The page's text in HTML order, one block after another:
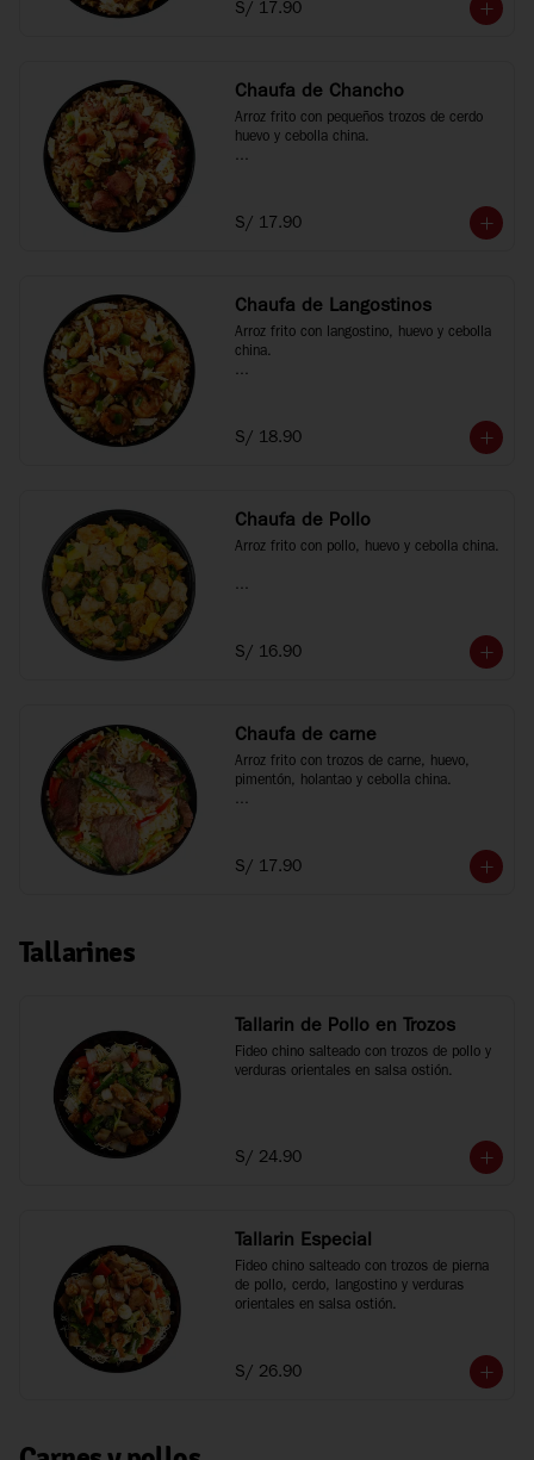
S/ 17.90
Chaufa de Chancho
Arroz frito con pequeños trozos de cerdo
huevo y cebolla china.
S/ 17.90
Chaufa de Langostinos
Arroz frito con langostino, huevo y cebolla
china.
S/ 18.90
Chaufa de Pollo
Arroz frito con pollo, huevo y cebolla china.
S/ 16.90
Chaufa de carne
Arroz frito con trozos de carne, huevo,
pimentón, holantao y cebolla china.
S/ 17.90
Tallarines
Tallarin de Pollo en Trozos
Fideo chino salteado con trozos de pollo y
verduras orientales en salsa ostión.
S/ 24.90
Tallarin Especial
Fideo chino salteado con trozos de pierna
de pollo, cerdo, langostino y verduras
orientales en salsa ostión.
S/ 26.90